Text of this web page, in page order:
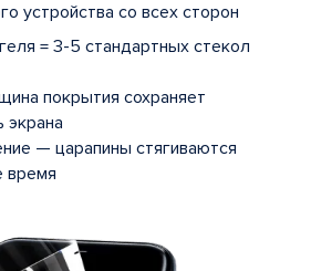
устройства со всех сторон
= 3-5 стандартных стекол
покрытия сохраняет
экрана
— царапины стягиваются
время